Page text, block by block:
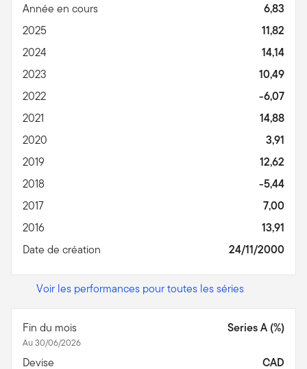
Année en cours
6,83
2025
11,82
2024
14,14
2023
10,49
2022
-6,07
2021
14,88
2020
3,91
2019
12,62
2018
-5,44
2017
7,00
2016
13,91
Date de création
24/11/2000
Voir les performances pour toutes les séries
Fin du mois
Au 30/06/2026
Series A (%)
Devise
CAD